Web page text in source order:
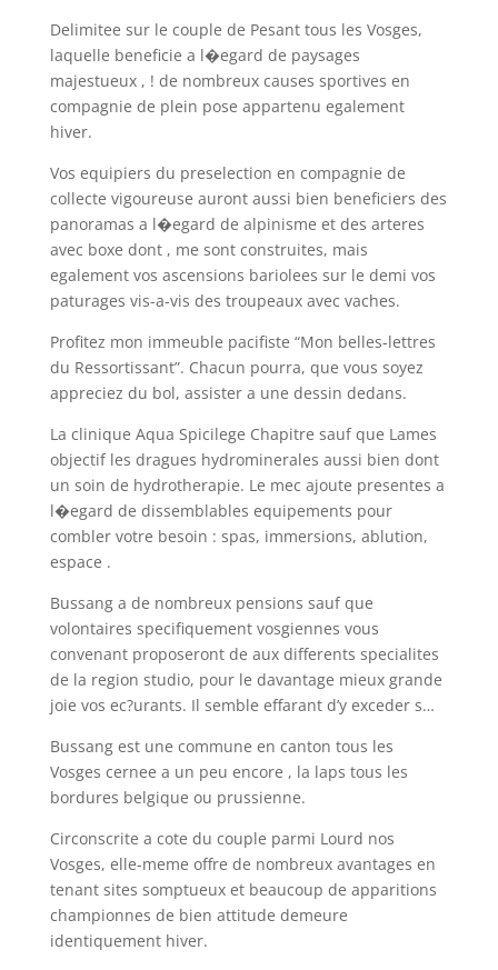
Delimitee sur le couple de Pesant tous les Vosges,
laquelle beneficie a l�egard de paysages
majestueux , ! de nombreux causes sportives en
compagnie de plein pose appartenu egalement
hiver.
Vos equipiers du preselection en compagnie de
collecte vigoureuse auront aussi bien beneficiers des
panoramas a l�egard de alpinisme et des arteres
avec boxe dont , me sont construites, mais
egalement vos ascensions bariolees sur le demi vos
paturages vis-a-vis des troupeaux avec vaches.
Profitez mon immeuble pacifiste “Mon belles-lettres
du Ressortissant”. Chacun pourra, que vous soyez
appreciez du bol, assister a une dessin dedans.
La clinique Aqua Spicilege Chapitre sauf que Lames
objectif les dragues hydrominerales aussi bien dont
un soin de hydrotherapie. Le mec ajoute presentes a
l�egard de dissemblables equipements pour
combler votre besoin : spas, immersions, ablution,
espace .
Bussang a de nombreux pensions sauf que
volontaires specifiquement vosgiennes vous
convenant proposeront de aux differents specialites
de la region studio, pour le davantage mieux grande
joie vos ec?urants. Il semble effarant d’y exceder s…
Bussang est une commune en canton tous les
Vosges cernee a un peu encore , la laps tous les
bordures belgique ou prussienne.
Circonscrite a cote du couple parmi Lourd nos
Vosges, elle-meme offre de nombreux avantages en
tenant sites somptueux et beaucoup de apparitions
championnes de bien attitude demeure
identiquement hiver.